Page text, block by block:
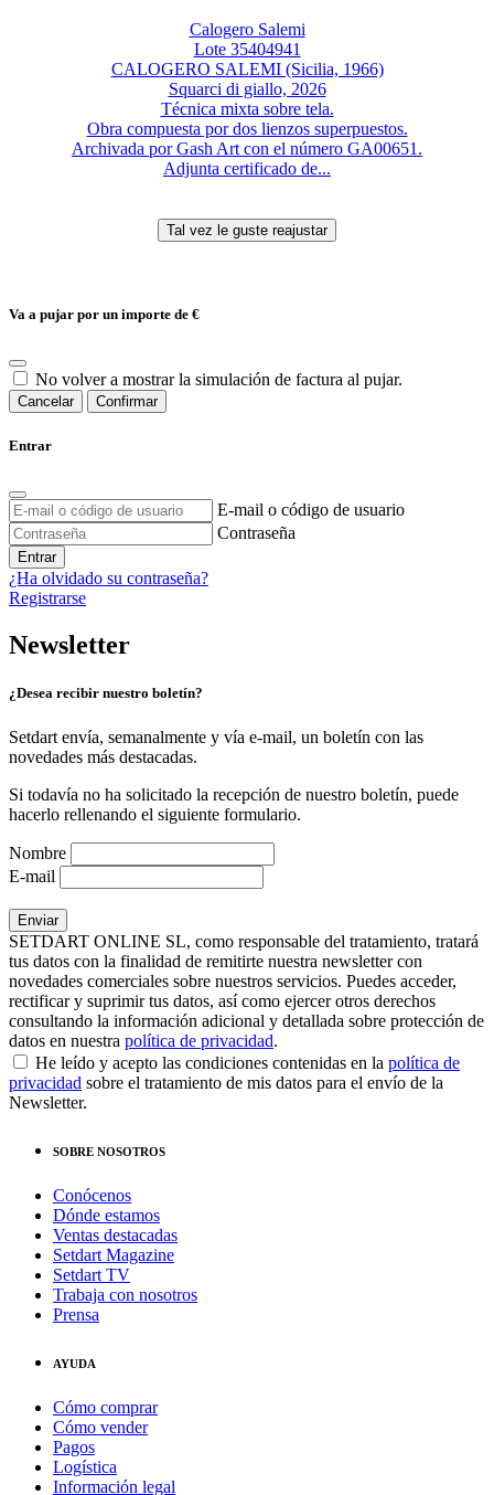
Calogero Salemi
Lote 35404941
CALOGERO SALEMI (Sicilia, 1966)
Squarci di giallo, 2026
Técnica mixta sobre tela.
Obra compuesta por dos lienzos superpuestos.
Archivada por Gash Art con el número GA00651.
Adjunta certificado de...
Va a pujar por un importe de €
No volver a mostrar la simulación de factura al pujar.
Cancelar Confirmar
Entrar
E-mail o código de usuario
Contraseña
Entrar
¿Ha olvidado su contraseña?
Registrarse
Newsletter
¿Desea recibir nuestro boletín?
Setdart envía, semanalmente y vía e-mail, un boletín con las
novedades más destacadas.
Si todavía no ha solicitado la recepción de nuestro boletín, puede
hacerlo rellenando el siguiente formulario.
Nombre
E-mail
SETDART ONLINE SL, como responsable del tratamiento, tratará
tus datos con la finalidad de remitirte nuestra newsletter con
novedades comerciales sobre nuestros servicios. Puedes acceder,
rectificar y suprimir tus datos, así como ejercer otros derechos
consultando la información adicional y detallada sobre protección de
datos en nuestra política de privacidad.
He leído y acepto las condiciones contenidas en la política de
privacidad sobre el tratamiento de mis datos para el envío de la
Newsletter.
SOBRE NOSOTROS
Conócenos
Dónde estamos
Ventas destacadas
Setdart Magazine
Setdart TV
Trabaja con nosotros
Prensa
AYUDA
Cómo comprar
Cómo vender
Pagos
Logística
Información legal